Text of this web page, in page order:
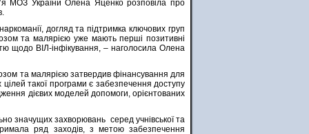
МОЗ України Олена Яценко розповіла про
догляд та підтримка ключових груп
та малярією уже мають перші позитивні
щодо ВІЛ-інфікування, – наголосила Олена
та малярією затвердив фінансування для
такої програми є забезпечення доступу
дієвих моделей допомоги, орієнтованих
значущих захворювань серед учнівської та
ряд заходів, з метою забезпечення